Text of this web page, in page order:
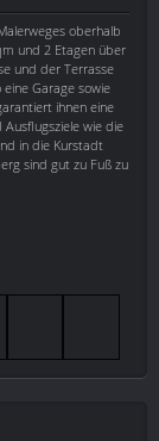
oberhalb
und 2 Etagen über
und der Terrasse
Garage sowie
ihnen eine
wie die
in die Kurstadt
sind gut zu Fuß zu